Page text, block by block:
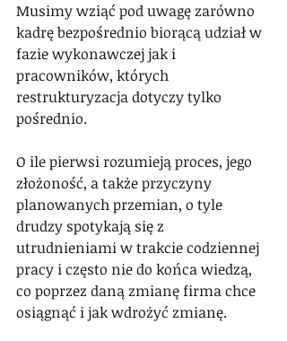
Musimy wziąć pod uwagę zarówno
kadrę bezpośrednio biorącą udział w
fazie wykonawczej jak i
pracowników, których
restrukturyzacja dotyczy tylko
pośrednio.
O ile pierwsi rozumieją proces, jego
złożoność, a także przyczyny
planowanych przemian, o tyle
drudzy spotykają się z
utrudnieniami w trakcie codziennej
pracy i często nie do końca wiedzą,
co poprzez daną zmianę firma chce
osiągnąć i jak wdrożyć zmianę.